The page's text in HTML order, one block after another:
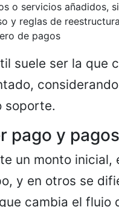
o servicios añadidos,
y reglas de
de pagos
suele ser la que
soporte.
pago y
un monto
y en otros se
cambia el flujo